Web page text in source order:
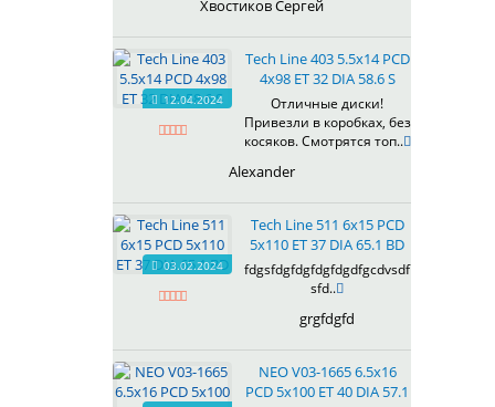
624
625
626
628
629
633
634
635
641
Хвостиков Сергей
12.04.2024
Tech Line 403 5.5x14 PCD
4x98 ET 32 DIA 58.6 S
Отличные диски!
Привезли в коробках, без
косяков. Смотрятся топ..
Alexander
03.02.2024
Tech Line 511 6x15 PCD
5x110 ET 37 DIA 65.1 BD
fdgsfdgfdgfdgfdgdfgcdvsdf
sfd..
grgfdgfd
NEO V03-1665 6.5x16
PCD 5x100 ET 40 DIA 57.1